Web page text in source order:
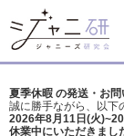
夏季休暇 の発送・お
誠に勝手ながら、以下
2026年8月11日(火
休業中にいただきまし